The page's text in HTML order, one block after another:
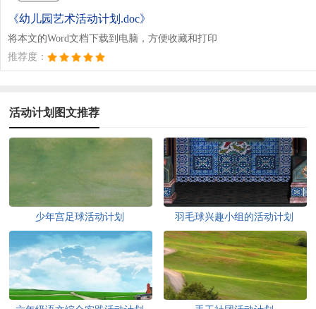
《幼儿园艺术活动计划.doc》
将本文的Word文档下载到电脑，方便收藏和打印
推荐度：
活动计划图文推荐
少年宫足球活动计划 羽毛球兴趣小组的活动计划